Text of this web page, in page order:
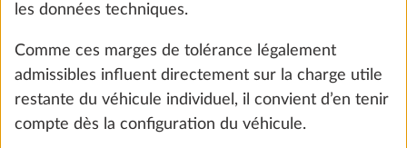
Ajouter
les données techniques.
Comme ces marges de tolérance légalement
admissibles influent directement sur la charge utile
restante du véhicule individuel, il convient d’en tenir
compte dès la configuration du véhicule.